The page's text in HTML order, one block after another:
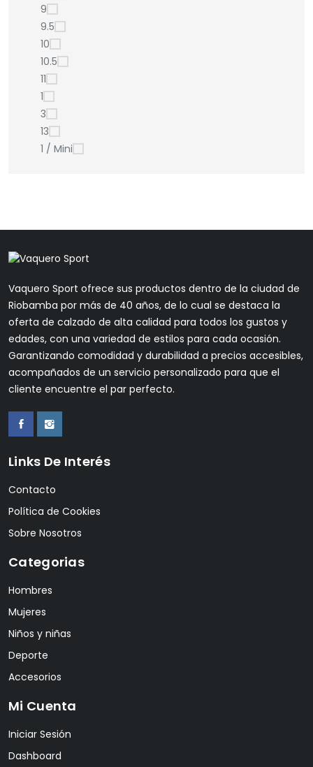
9
9.5
10
10.5
11
1
3
13
1 / Mini
Vaquero Sport ofrece sus productos dentro de la ciudad de
Riobamba por más de 40 años, de lo cual se destaca la
oferta de calzado de alta calidad para todos los gustos y
edades, con una variedad de estilos para cada ocasión.
Garantizando comodidad y durabilidad a precios accesibles,
acompañados de un servicio personalizado para que el
cliente encuentre el par perfecto.
Links De Interés
Contacto
Política de Cookies
Sobre Nosotros
Categorias
Hombres
Mujeres
Niños y niñas
Deporte
Accesorios
Mi Cuenta
Iniciar Sesión
Dashboard